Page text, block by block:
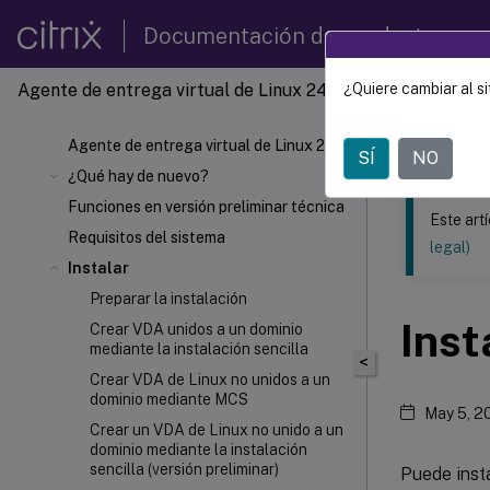
Documentación de productos
Agente de entrega virtual de Linux 2407
Agente de entrega virtual de Linux 2407
¿Qué hay de nuevo?
Funciones en versión preliminar técnica
Requisitos del sistema
Instalar
Preparar la instalación
Crear VDA unidos a un dominio
mediante la instalación sencilla
Crear VDA de Linux no unidos a un
dominio mediante MCS
Crear un VDA de Linux no unido a un
dominio mediante la instalación
sencilla (versión preliminar)
Este
<
Este
legal)
May 5,
Puede
¿Quiere cambiar al
SÍ NO